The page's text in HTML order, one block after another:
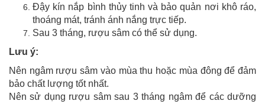
Đậy kín nắp bình thủy tinh và bảo quản nơi khô ráo,
thoáng mát, tránh ánh nắng trực tiếp.
Sau 3 tháng, rượu sâm có thể sử dụng.
Lưu ý:
Nên ngâm rượu sâm vào mùa thu hoặc mùa đông để đảm
bảo chất lượng tốt nhất.
Nên sử dụng rượu sâm sau 3 tháng ngâm để các dưỡng